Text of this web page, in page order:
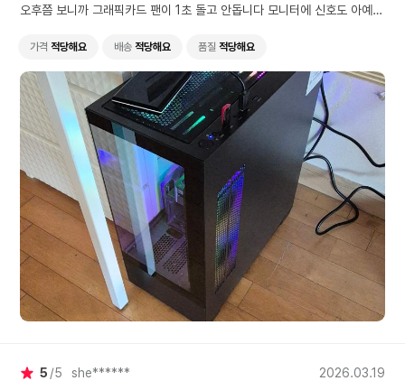
오후쯤 보니까 그래픽카드 팬이 1초 돌고 안돕니다 모니터에 신호도 아예
가격 적당해요 배송 적당해요 품질 적당해요
5 5 she******
2026.03.19